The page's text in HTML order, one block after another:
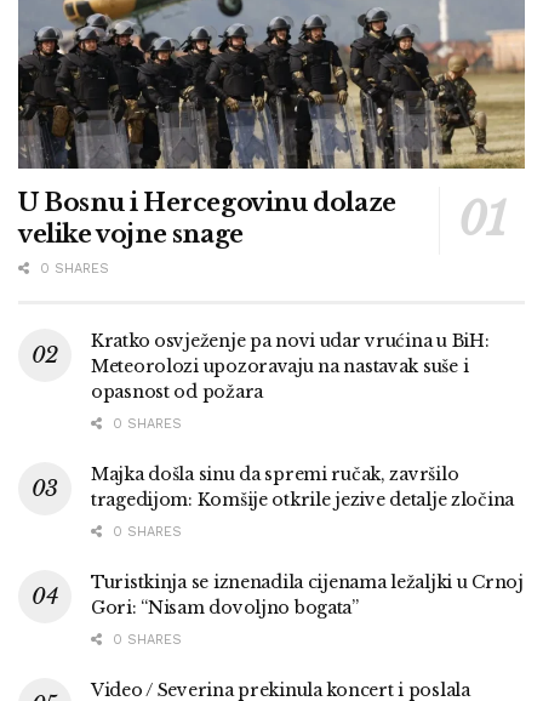
U Bosnu i Hercegovinu dolaze
velike vojne snage
0 SHARES
Kratko osvježenje pa novi udar vrućina u BiH:
Meteorolozi upozoravaju na nastavak suše i
opasnost od požara
0 SHARES
Majka došla sinu da spremi ručak, završilo
tragedijom: Komšije otkrile jezive detalje zločina
0 SHARES
Turistkinja se iznenadila cijenama ležaljki u Crnoj
Gori: “Nisam dovoljno bogata”
0 SHARES
Video / Severina prekinula koncert i poslala